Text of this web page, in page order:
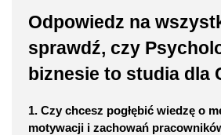
Odpowiedz na
sprawdź, czy
biznesie to studia dla
1. Czy chcesz pogłębić wiedzę o
motywacji i zachowań